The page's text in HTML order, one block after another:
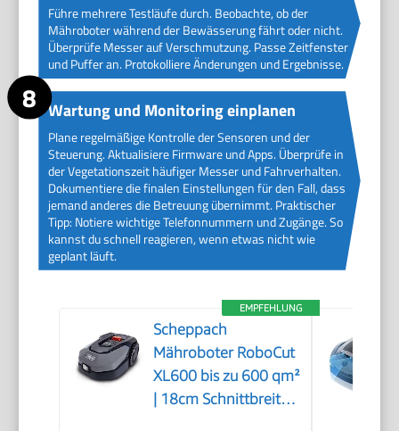
Führe mehrere Testläufe durch. Beobachte, ob der
Mähroboter während der Bewässerung fährt oder nicht.
Überprüfe Messer auf Verschmutzung. Passe Zeitfenster
und Puffer an. Protokolliere Änderungen und Ergebnisse.
Wartung und Monitoring einplanen
Plane regelmäßige Kontrolle der Sensoren und der
Steuerung. Aktualisiere Firmware und Apps. Überprüfe in
der Vegetationszeit häufiger Messer und Fahrverhalten.
Dokumentiere die finalen Einstellungen für den Fall, dass
jemand anderes die Betreuung übernimmt. Praktischer
Tipp: Notiere wichtige Telefonnummern und Zugänge. So
kannst du schnell reagieren, wenn etwas nicht wie
geplant läuft.
EMPFEHLUNG
Scheppach
Mähroboter RoboCut
XL600 bis zu 600 qm²
| 18cm Schnittbreite |